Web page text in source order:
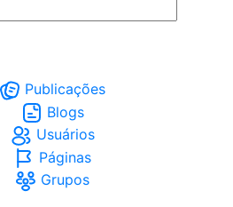
Publicações
Blogs
Usuários
Páginas
Grupos